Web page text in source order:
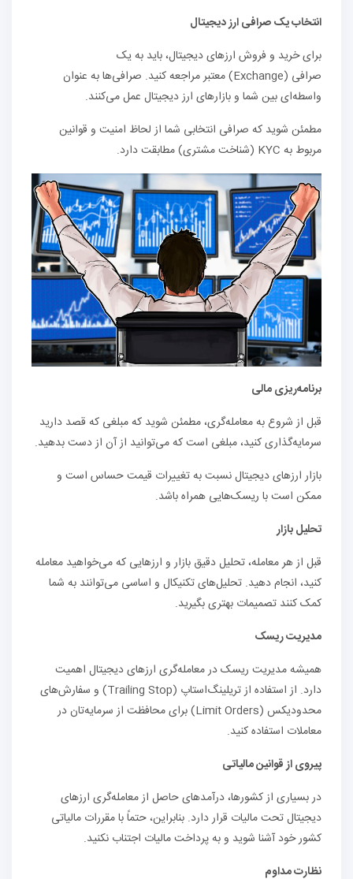
انتخاب یک صرافی ارز دیجیتال
برای خرید و فروش ارزهای دیجیتال، باید به یک
صرافی (Exchange) معتبر مراجعه کنید. صرافی‌ها به عنوان
واسطه‌ای بین شما و بازارهای ارز دیجیتال عمل می‌کنند.
مطمئن شوید که صرافی انتخابی شما از لحاظ امنیت و قوانین
مربوط به KYC (شناخت مشتری) مطابقت دارد.
برنامه‌ریزی مالی
قبل از شروع به معامله‌گری، مطمئن شوید که مبلغی که قصد دارید
سرمایه‌گذاری کنید، مبلغی است که می‌توانید از آن از دست بدهید.
بازار ارزهای دیجیتال نسبت به تغییرات قیمت حساس است و
ممکن است با ریسک‌هایی همراه باشد.
تحلیل بازار
قبل از هر معامله، تحلیل دقیق بازار و ارزهایی که می‌خواهید معامله
کنید، انجام دهید. تحلیل‌های تکنیکال و اساسی می‌توانند به شما
کمک کنند تصمیمات بهتری بگیرید.
مدیریت ریسک
همیشه مدیریت ریسک در معامله‌گری ارزهای دیجیتال اهمیت
دارد. از استفاده از تریلینگ‌استاپ (Trailing Stop) و سفارش‌های
محدودیکس (Limit Orders) برای محافظت از سرمایه‌تان در
معاملات استفاده کنید.
پیروی از قوانین مالیاتی
در بسیاری از کشورها، درآمدهای حاصل از معامله‌گری ارزهای
دیجیتال تحت مالیات قرار دارد. بنابراین، حتماً با مقررات مالیاتی
کشور خود آشنا شوید و به پرداخت مالیات اجتناب نکنید.
نظارت مداوم